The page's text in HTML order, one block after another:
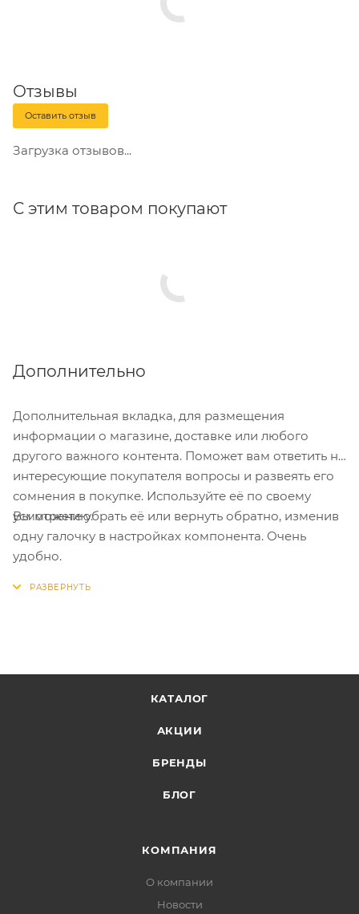
Отзывы
Оставить отзыв
Загрузка отзывов...
С этим товаром покупают
Дополнительно
Дополнительная вкладка, для размещения
информации о магазине, доставке или любого
другого важного контента. Поможет вам ответить на
интересующие покупателя вопросы и развеять его
сомнения в покупке. Используйте её по своему
усмотрению.
Вы можете убрать её или вернуть обратно, изменив
одну галочку в настройках компонента. Очень
удобно.
КАТАЛОГ
АКЦИИ
БРЕНДЫ
БЛОГ
КОМПАНИЯ
О компании
Новости